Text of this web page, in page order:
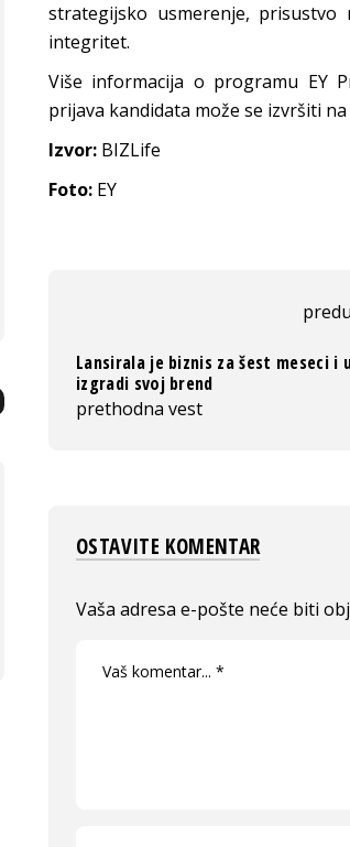
strategijsko usmerenje,
integritet.
Više informacija o programu EY
prijava kandidata može se izvršiti
Izvor: BIZLife
Foto: EY
Lansirala je biznis za šest meseci i
izgradi svoj brend
prethodna vest
OSTAVITE KOMENTAR
Vaša adresa e-pošte neće biti